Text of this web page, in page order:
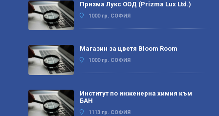
Призма Лукс ООД (Prizma Lux Ltd.)
1000 гр. СОФИЯ
Магазин за цветя Bloom Room
1000 гр. СОФИЯ
Институт по инженерна химия към
БАН
1113 гр. СОФИЯ